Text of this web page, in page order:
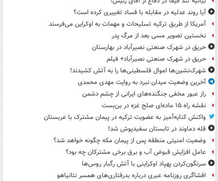
آیا روند عدلیه در مقابله با فساد تغییری کرده است؟
آمریکا از طریق ترکیه تسلیحات و مهمات به اوکراین می‌فرستد
نخستین تصویر مسی بعد از مرگ پدر
حریق در شهرک صنعتی نصیرآباد در بهارستان
حریق در شهرک صنعتی نصیرآباد+ فیلم
شهرک‌نشین‌ها اموال فلسطینی‌ها را به آتش کشیدند!
آخرین وضعیت میدان نبرد به روایت مهدی محمدی
راز عبور مخفی جنگنده‌های ایرانی از چشم دشمن
نقشه راه ۱۵ ماده‌ای صلح غزه در بن‌بست
واکنش کنایه‌آمیز به عضویت ترکیه در پیمان مشترک با عربستان
قله دماوند در تابستان سفیدپوش شد!
وضعیت امنیتی منطقه پس از پیمان مکه چگونه خواهد شد؟
عامل افزایش قبوض آب و برق برخی مشترکان چه بود؟
سرنگون‌کردن پهپاد اوکراینی با آتش رگبار روس‌ها
افشاگری روزنامه عبری درباره بدرفتاری‌های همسر نتانیاهو